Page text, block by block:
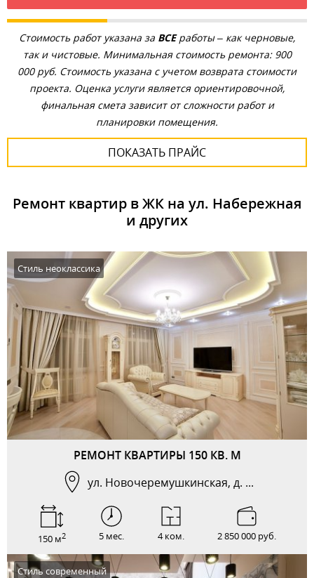
Стоимость работ указана за ВСЕработы – как черновые,
так и чистовые. Минимальная стоимость ремонта: 900
000 руб. Стоимость указана с учетом возврата стоимости
проекта. Оценка услуги является ориентировочной,
финальная смета зависит от сложности работ и
планировки помещения.
ПОКАЗАТЬ ПРАЙС
Ремонт квартир в ЖК на ул. Набережная
и других
РЕМОНТ КВАРТИРЫ 150 КВ. М
ул. Новочеремушкинская, д. ...
Стиль неоклассика
150 м2 5 мес. 4 ком. 2 850 000 руб.
Стиль современный